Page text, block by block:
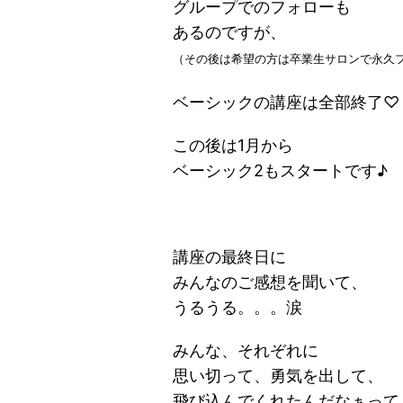
グループでのフォローも
あるのですが、
（その後は希望の方は卒業生サロンで永久
ベーシックの講座は全部終了♡
この後は1月から
ベーシック2もスタートです♪
講座の最終日に
みんなのご感想を聞いて、
うるうる。。。涙
みんな、それぞれに
思い切って、勇気を出して、